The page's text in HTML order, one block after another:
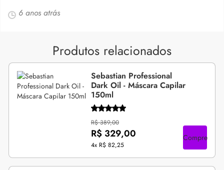
6 anos atrás
Produtos relacionados
Sebastian Professional
Dark Oil - Máscara Capilar
150ml
R$ 389,00
R$ 329,00
4x R$ 82,25
Compre